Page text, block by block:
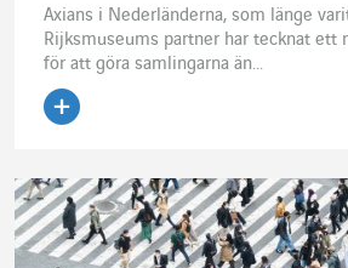
Axians i Nederländerna, som länge
Rijksmuseums partner har tecknat ett
för att göra samlingarna än...